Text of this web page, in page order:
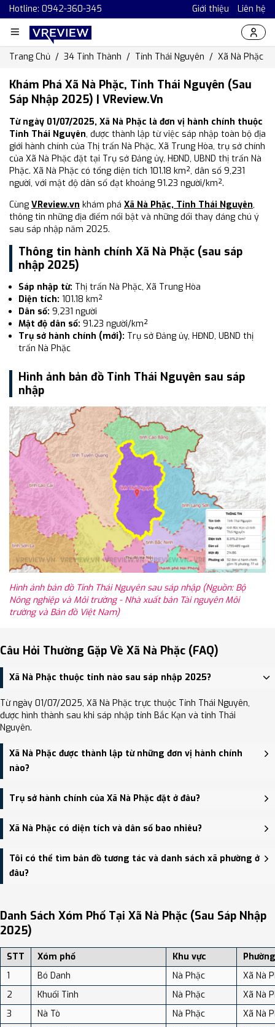
Hotline: 0942-360-345 Giới thiệu Liên hệ
Trang Chủ 34 Tỉnh Thành Tỉnh Thái Nguyên Xã Nà Phặc
Khám Phá Xã Nà Phặc, Tỉnh Thái Nguyên (Sau
Sáp Nhập 2025) | VReview.vn
Từ ngày 01/07/2025, Xã Nà Phặc là đơn vị hành chính thuộc
Tỉnh Thái Nguyên, được thành lập từ việc sáp nhập toàn bộ địa
giới hành chính của Thị trấn Nà Phặc, Xã Trung Hòa, trụ sở chính
của Xã Nà Phặc đặt tại Trụ sở Đảng ủy, HĐND, UBND thị trấn Nà
Phặc. Xã Nà Phặc có tổng diện tích 101.18 km², dân số 9,231
người, với mật độ dân số đạt khoảng 91.23 người/km².
Cùng VReview.vn khám phá Xã Nà Phặc, Tỉnh Thái Nguyên,
thông tin những địa điểm nổi bật và những đổi thay đáng chú ý
sau sáp nhập năm 2025.
Thông tin hành chính Xã Nà Phặc (sau sáp
nhập 2025)
Sáp nhập từ: Thị trấn Nà Phặc, Xã Trung Hòa
Diện tích: 101.18 km²
Dân số: 9,231 người
Mật độ dân số: 91.23 người/km²
Trụ sở hành chính (mới): Trụ sở Đảng ủy, HĐND, UBND thị
trấn Nà Phặc
Hình ảnh bản đồ Tỉnh Thái Nguyên sau sáp
nhập
Hình ảnh bản đồ Tỉnh Thái Nguyên sau sáp nhập (Nguồn: Bộ
Nông nghiệp và Môi trường - Nhà xuất bản Tài nguyên Môi
trường và Bản đồ Việt Nam)
Câu Hỏi Thường Gặp Về Xã Nà Phặc (FAQ)
Xã Nà Phặc thuộc tỉnh nào sau sáp nhập 2025?
Từ ngày 01/07/2025, Xã Nà Phặc trực thuộc Tỉnh Thái Nguyên,
được hình thành sau khi sáp nhập tỉnh Bắc Kạn và tỉnh Thái
Nguyên.
Xã Nà Phặc được thành lập từ những đơn vị hành chính
nào?
Xã Nà Phặc được thành lập trên cơ sở sáp nhập Thị trấn Nà Phặc,
Xã Trung Hòa.
Trụ sở hành chính của Xã Nà Phặc đặt ở đâu?
Trụ sở hành chính mới của Xã Nà Phặc đặt tại Trụ sở Đảng ủy,
HĐND, UBND thị trấn Nà Phặc - trung tâm khu vực thuận tiện giao
thông.
Xã Nà Phặc có diện tích và dân số bao nhiêu?
Xã Nà Phặc có Diện tích: 101.18 km², Dân số: 9,231 người, Mật độ
dân số: Khoảng 91.23 người/km²
Tôi có thể tìm bản đồ tương tác và danh sách xã phường ở
đâu?
địa điểm tại: VReview.vn - Nền tảng review địa điểm, dịch vụ và du
lịch uy tín tại Việt Nam.
Danh Sách Xóm Phố Tại Xã Nà Phặc (sau Sáp Nhập
2025)
STT Xóm phố Khu vực
1
Bó Danh Nà Phặc
Xã Nà
2
Khuổi Tinh Nà Phặc
Xã Nà
3
Nà Tò Nà Phặc
Xã Nà